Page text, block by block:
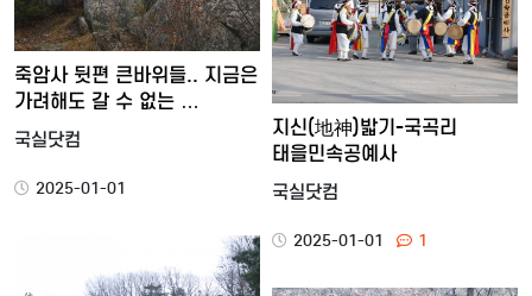
죽암사 뒷편 큰바위들.. 지금은
가려해도 갈 수 없는 …
국실닷컴
2025-01-01
지신(地神)밟기-국곡리
태을민속공예사
국실닷컴
2025-01-01 1